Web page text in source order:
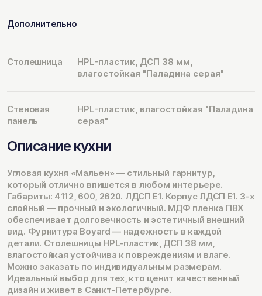
Дополнительно
Столешница
HPL-пластик, ДСП 38 мм,
влагостойкая "Паладина серая"
Стеновая
панель
HPL-пластик, влагостойкая "Паладина
серая"
Описание кухни
Угловая кухня «Мальен» — стильный гарнитур,
который отлично впишется в любом интерьере.
Габариты: 4112, 600, 2620. ЛДСП Е1. Корпус ЛДСП Е1. 3-х
слойный — прочный и экологичный. МДФ пленка ПВХ
обеспечивает долговечность и эстетичный внешний
вид. Фурнитура Boyard — надежность в каждой
детали. Столешницы HPL-пластик, ДСП 38 мм,
влагостойкая устойчива к повреждениям и влаге.
Можно заказать по индивидуальным размерам.
Идеальный выбор для тех, кто ценит качественный
дизайн и живет в Санкт-Петербурге.